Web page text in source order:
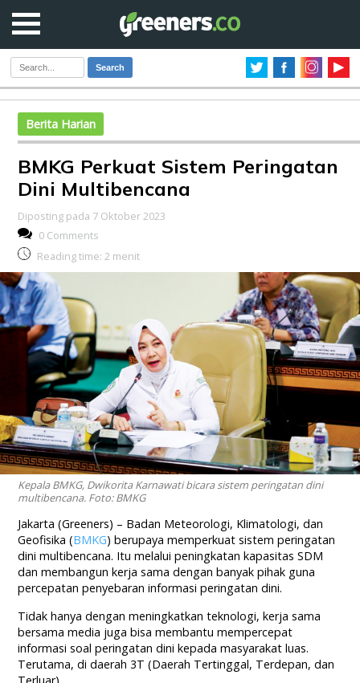
Search
Berita Harian
BMKG Perkuat Sistem Peringatan
Dini Multibencana
Diposting pada 7 Oktober 2023
0 Comments
Reading time: 2 menit
Kepala BMKG, Dwikorita Karnawati bicara sistem peringatan dini
multibencana. Foto: BMKG
Jakarta (Greeners) – Badan Meteorologi, Klimatologi, dan
Geofisika (BMKG) berupaya memperkuat sistem peringatan
dini multibencana. Itu melalui peningkatan kapasitas SDM
dan membangun kerja sama dengan banyak pihak guna
percepatan penyebaran informasi peringatan dini.
Tidak hanya dengan meningkatkan teknologi, kerja sama
bersama media juga bisa membantu mempercepat
informasi soal peringatan dini kepada masyarakat luas.
Terutama, di daerah 3T (Daerah Tertinggal, Terdepan, dan